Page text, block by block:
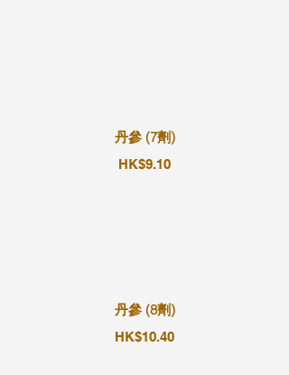
丹參 (7劑)
HK$9.10
丹參 (8劑)
HK$10.40